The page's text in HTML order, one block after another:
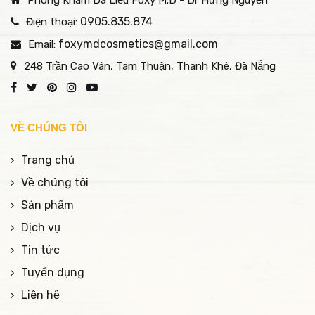
trội của phương pháp
hiện đại so với cách điều
điều trị khoa học, đa
phương pháp điều trị
đơn lẻ hiện nay.
Điện thoại: 0905.835.874
Email: foxymdcosmetics@gmail.com
248 Trần Cao Vân, Tam Thuận, Thanh Khê, Đà Nẵng
VỀ CHÚNG TÔI
Trang chủ
Về chúng tôi
Sản phẩm
Dịch vụ
Tin tức
Tuyển dụng
Liên hệ